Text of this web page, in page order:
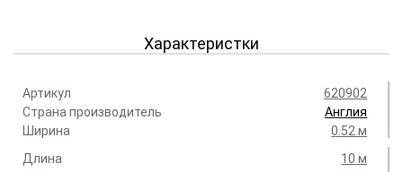
Характеристки
Артикул
620902
Страна производитель
Англия
Ширина
0.52 м
Длина
10 м